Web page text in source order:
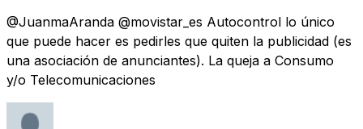
@JuanmaAranda @movistar_es Autocontrol lo único
que puede hacer es pedirles que quiten la publicidad (es
una asociación de anunciantes). La queja a Consumo
y/o Telecomunicaciones